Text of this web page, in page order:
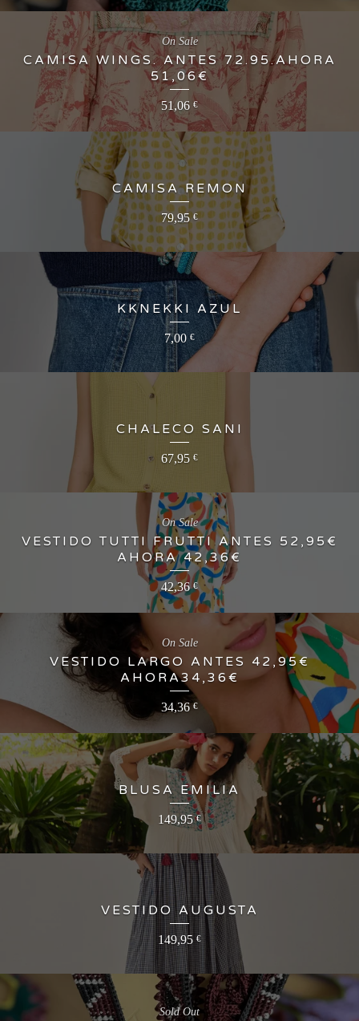
CAMISA WINGS. ANTES 72.95.AHORA
51,06€
51,06 €
On Sale
CAMISA REMON
79,95€
KKNEKKI AZUL
7,00€
CHALECO SANI
67,95 €
VESTIDO TUTTI FRUTTI ANTES 52,95€
AHORA 42,36€
42,36€
On Sale
VESTIDO LARGO ANTES 42,95€
AHORA34,36€
34,36€
On Sale
BLUSA EMILIA
149,95€
VESTIDO AUGUSTA
149,95 €
Sold Out